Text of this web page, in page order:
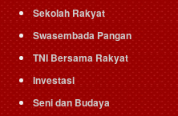
Sekolah Rakyat
Swasembada Pangan
TNI Bersama Rakyat
Investasi
Seni dan Budaya